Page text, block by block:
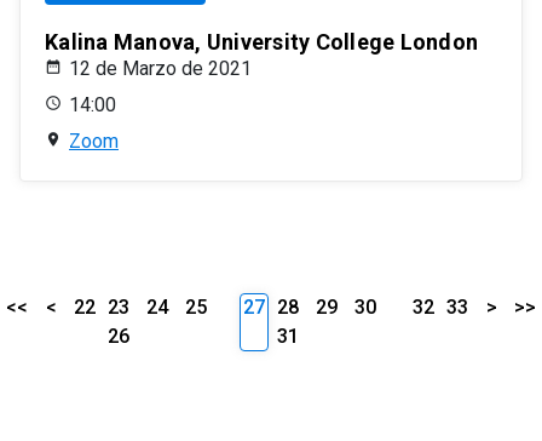
Kalina Manova, University College London
12 de Marzo de 2021
14:00
Zoom
<< < 22 23 24
25
26
27 28 29
30
31
32 33 > >>